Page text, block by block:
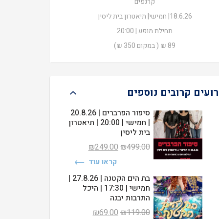
₪350.00.
₪89.00.
18.6.26| חמישי| תיאטרון בית ליסין
תחילת מופע | 20:00
89 ₪ ( במקום 350 ₪)
קרובים נוספים
סיפור הפרברים | 20.8.26
| חמישי | 20:00 | תיאטרון
בית ליסין
₪499.00
המחיר
היה:
₪499.00.
₪249.00
הוא:
₪249.00.
קראו עוד
בת הים הקטנה | 27.8.26 |
חמישי | 17:30 | היכל
התרבות יבנה
₪119.00
המחיר₪69.00